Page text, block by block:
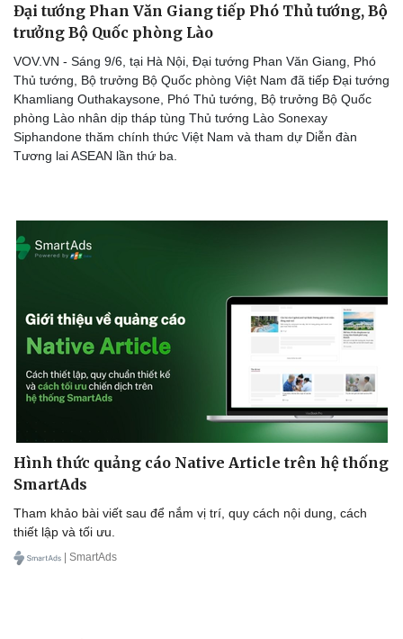
Thể thao
Bóng đá
Lịch thi đấu bóng đá
Thế giới thể thao
eSports
Ô tô - Xe máy
Đại tướng Phan Văn Giang tiếp Phó Thủ tướng, Bộ
trưởng Bộ Quốc phòng Lào
VOV.VN - Sáng 9/6, tại Hà Nội, Đại tướng Phan Văn Giang, Phó
Thủ tướng, Bộ trưởng Bộ Quốc phòng Việt Nam đã tiếp Đại tướng
Khamliang Outhakaysone, Phó Thủ tướng, Bộ trưởng Bộ Quốc
phòng Lào nhân dịp tháp tùng Thủ tướng Lào Sonexay
Siphandone thăm chính thức Việt Nam và tham dự Diễn đàn
Tương lai ASEAN lần thứ ba.
Hình thức quảng cáo Native Article trên hệ thống
SmartAds
Tham khảo bài viết sau để nắm vị trí, quy cách nội dung, cách
thiết lập và tối ưu.
| SmartAds